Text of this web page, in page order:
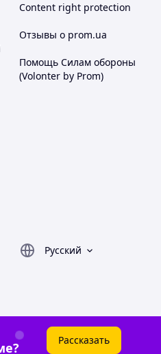
Content right protection
Отзывы о prom.ua
Помощь Силам обороны
(Volonter by Prom)
Русский
Рассказать